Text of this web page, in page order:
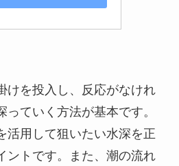
けを投入し、反応がなけれ
ていく方法が基本です。
活用して狙いたい水深を正
ントです。また、潮の流れ